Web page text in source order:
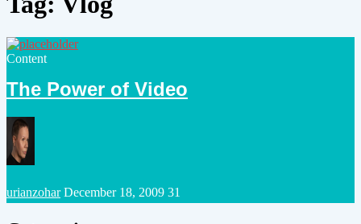
Posted
Content
The Power of Video
Posted
urianzohar December 18, 2009 31